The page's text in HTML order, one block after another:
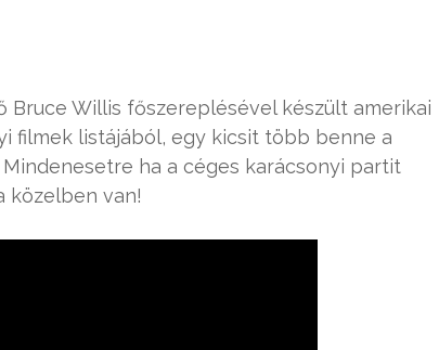
Bruce Willis főszereplésével készült amerikai
filmek listájából, egy kicsit több benne a
ha a céges karácsonyi partit
közelben van!